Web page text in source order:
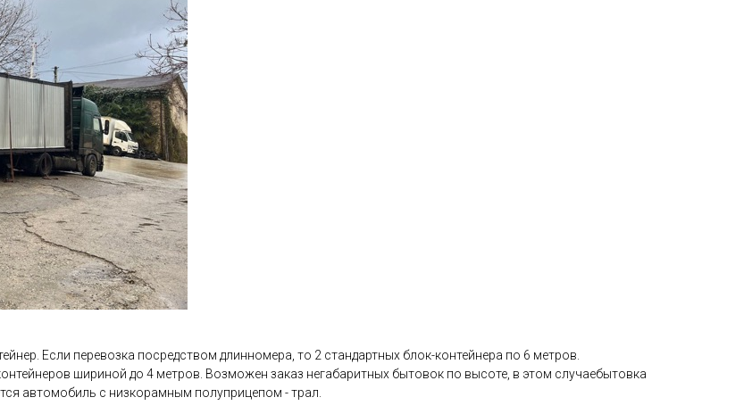
Если перевозка посредством длинномера, то 2 стандартных блок-контейнера по 6 метров.
шириной до 4 метров. Возможен заказ негабаритных бытовок по высоте, в этом случаебытовка
автомобиль с низкорамным полуприцепом - трал.